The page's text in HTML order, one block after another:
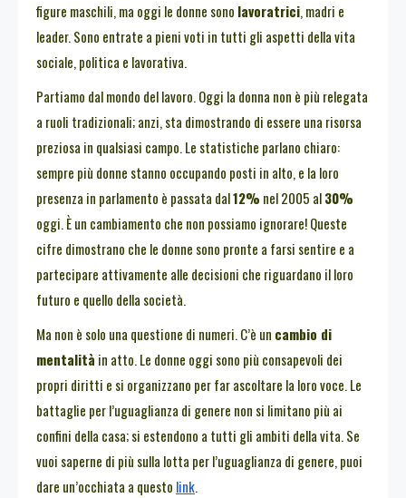
figure maschili, ma oggi le donne sono lavoratrici, madri e
leader. Sono entrate a pieni voti in tutti gli aspetti della vita
sociale, politica e lavorativa.
Partiamo dal mondo del lavoro. Oggi la donna non è più relegata
a ruoli tradizionali; anzi, sta dimostrando di essere una risorsa
preziosa in qualsiasi campo. Le statistiche parlano chiaro:
sempre più donne stanno occupando posti in alto, e la loro
presenza in parlamento è passata dal12% nel 2005 al30%
oggi. È un cambiamento che non possiamo ignorare! Queste
cifre dimostrano che le donne sono pronte a farsi sentire e a
partecipare attivamente alle decisioni che riguardano il loro
futuro e quello della società.
Ma non è solo una questione di numeri. C’è un cambio di
mentalità in atto. Le donne oggi sono più consapevoli dei
propri diritti e si organizzano per far ascoltare la loro voce. Le
battaglie per l’uguaglianza di genere non si limitano più ai
confini della casa; si estendono a tutti gli ambiti della vita. Se
vuoi saperne di più sulla lotta per l’uguaglianza di genere, puoi
dare un’occhiata a questo link.